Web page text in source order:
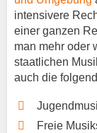
intensivere
einer ganzen
man mehr oder
staatlichen
auch die
Freie